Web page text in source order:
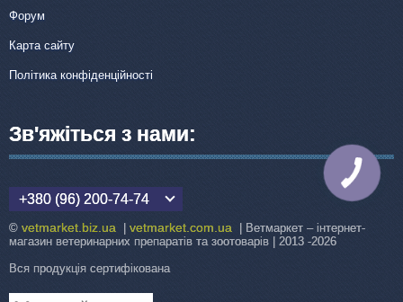
Форум
Карта сайту
Політика конфіденційності
Зв'яжіться з нами:
+380 (96) 200-74-74
© vetmarket.biz.ua vetmarket.com.ua | Ветмаркет – інтернет-
магазин ветеринарних препаратів та зоотоварів | 2013 -2026
Вся продукція сертифікована
КНОПКА
ЗВ'ЯЗКУ